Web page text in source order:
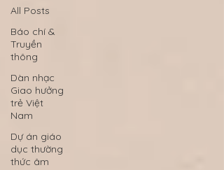
All Posts
Báo chí &
Truyền
thông
Dàn nhạc
Giao hưởng
trẻ Việt
Nam
Dự án giáo
dục thường
thức âm